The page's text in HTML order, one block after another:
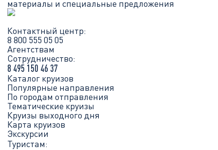
материалы и специальные предложения
Контактный центр:
8 800 555 05 05
Агентствам
Сотрудничество:
8 495 150 46 37
Каталог круизов
Популярные направления
По городам отправления
Тематические круизы
Круизы выходного дня
Карта круизов
Экскурсии
Туристам: